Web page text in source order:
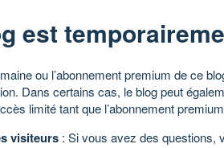
est
ou l’abonnement premium de ce
Dans certains cas, le blog peut
limité tant que l’abonnement
visiteurs : Si vous avez des questions,